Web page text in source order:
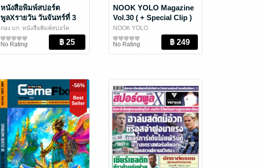
หนังสือพิมพ์สปอร์ต
พูลXรายวัน วันจันทร์ที่ 3
สิงหาคม พ.ศ.2569
กอง บก. หนังสือพิมพ์สปอร์ต
พูลXรายวัน
/ อาลาดินออนไลน์
สปอร์ตพูลXรายวัน
No Rating
NOOK YOLO Magazine
Vol.30 ( + Special Clip )
NOOK YOLO
นิตยสารผู้ชาย
No Rating
-56%